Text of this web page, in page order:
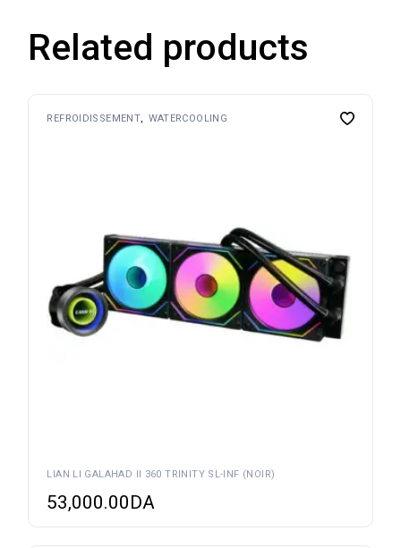
Related products
REFROIDISSEMENT WATERCOOLING
LIAN LI GALAHAD II 360 TRINITY SL-INF (NOIR)
53,000.00DA